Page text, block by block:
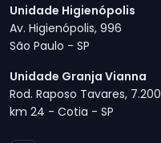
Unidade Higienópolis
Av. Higienópolis, 996
São Paulo - SP
Unidade Granja Vianna
Rod. Raposo Tavares, 7.200
km 24 - Cotia - SP